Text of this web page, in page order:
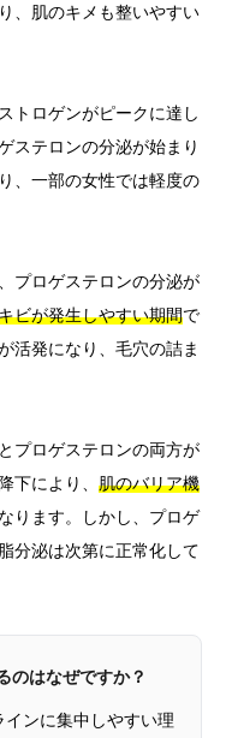
、肌のキメも整いやすい
トロゲンがピークに達し
ステロンの分泌が始まり
、一部の女性では軽度の
プロゲステロンの分泌が
ビが発生しやすい期間で
活発になり、毛穴の詰ま
プロゲステロンの両方が
下により、 肌のバリア機
ります。しかし、プロゲ
分泌は次第に正常化して
のはなぜですか？
ンに集中しやすい理